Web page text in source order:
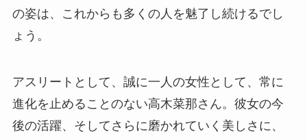
の姿は、これからも多くの人を魅了し続けるでし
ょう。
アスリートとして、誠に一人の女性として、常に
進化を止めることのない高木菜那さん。彼女の今
後の活躍、そしてさらに磨かれていく美しさに、